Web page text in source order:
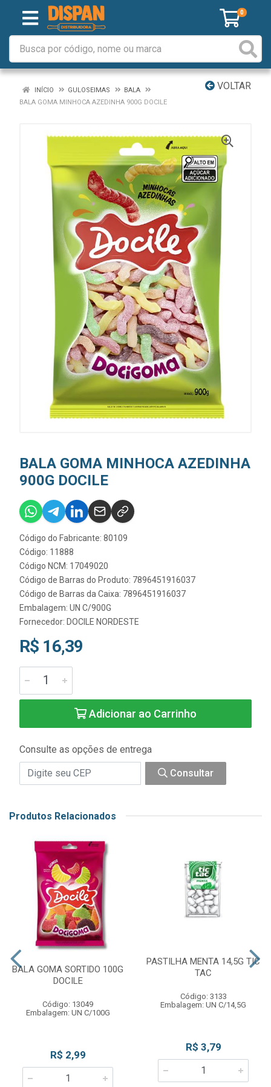
0
VOLTAR
INÍCIO GULOSEIMAS
BALA
BALA GOMA MINHOCA AZEDINHA 900G DOCILE
BALA GOMA MINHOCA AZEDINHA
900G DOCILE
Código do Fabricante: 80109
Código: 11888
Código NCM: 17049020
Código de Barras do Produto: 7896451916037
Código de Barras da Caixa: 7896451916037
Embalagem: UN C/900G
Fornecedor: DOCILE NORDESTE
R$ 16,39
Adicionar ao Carrinho
Consulte as opções de entrega
Consultar
Produtos Relacionados
BALA GOMA SORTIDO 100G
DOCILE
Código: 13049
Embalagem: UN C/100G
R$ 2,99
PASTILHA MENTA 14,5G TIC
TAC
Código: 3133
Embalagem: UN C/14,5G
R$ 3,79